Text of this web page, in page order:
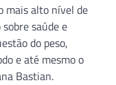
mais alto nível de
saúde e
do peso,
e até mesmo o
Bastian.